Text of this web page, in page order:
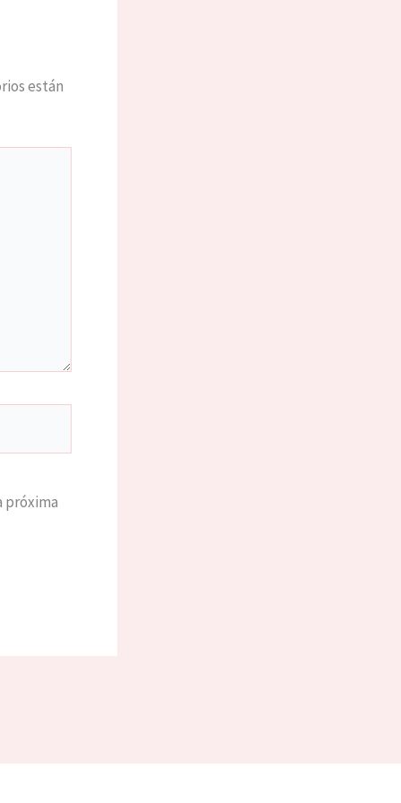
están
próxima